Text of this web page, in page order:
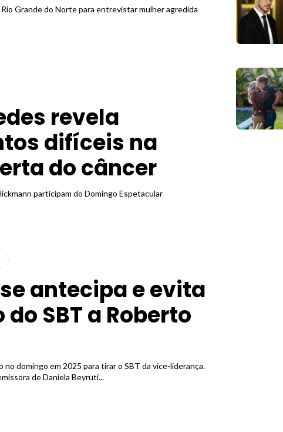
Grande do Norte para entrevistar mulher agredida
revela
difíceis na
do câncer
participam do Domingo Espetacular
antecipa e evita
SBT a Roberto
no domingo em 2025 para tirar o SBT da vice-liderança.
de Daniela Beyruti...